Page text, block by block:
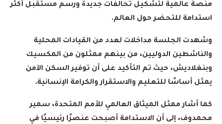
منصة عالمية لتشكيل تحالفات جديدة ورسم مستقبل أكثر
استدامة للتحضر حول العالم.
وشهدت الجلسة مداخلات لعدد من القيادات المحلية
والناشطين الدوليين، من بينهم ممثلون من المكسيك
وبنغلاديش، حيث تم التأكيد على أن توفير السكن الآمن
يمثل أساسًا للتعليم والاستقرار والكرامة الإنسانية.
كما أشار ممثل الميثاق العالمي للأمم المتحدة، سمير
محمدوف، إلى أن الاستدامة أصبحت عنصرًا رئيسيًا في